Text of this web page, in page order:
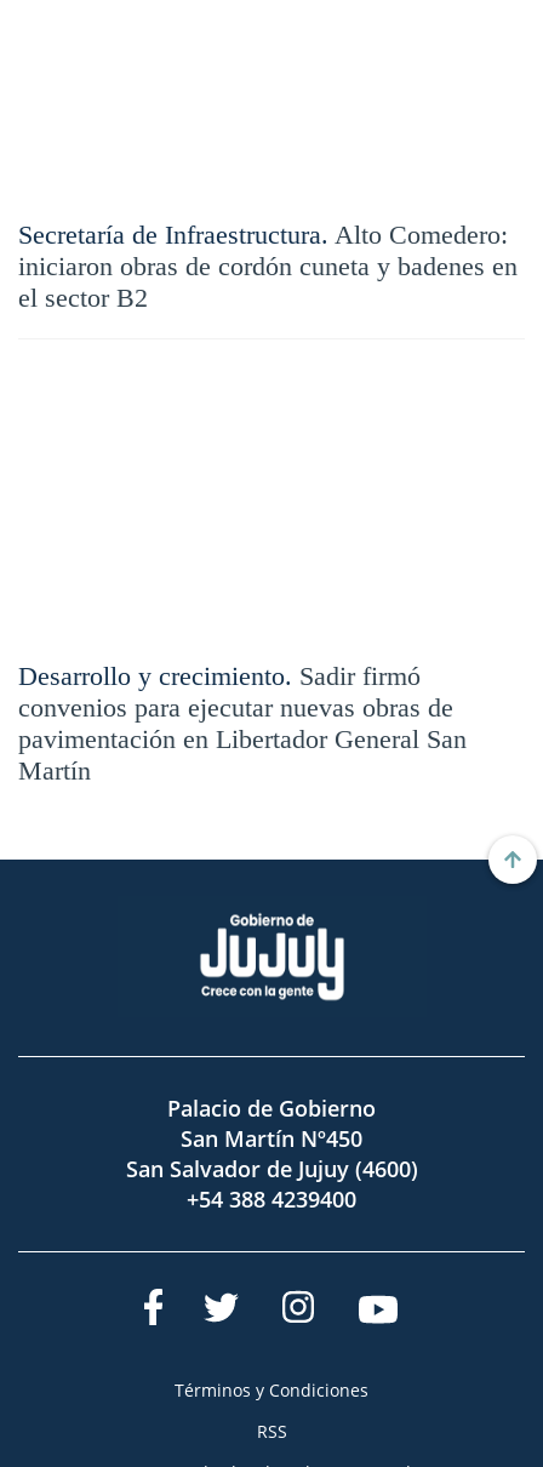
Secretaría de Infraestructura. Alto Comedero:
iniciaron obras de cordón cuneta y badenes en
el sector B2
Desarrollo y crecimiento. Sadir firmó
convenios para ejecutar nuevas obras de
pavimentación en Libertador General San
Martín
Palacio de Gobierno
San Martín Nº450
San Salvador de Jujuy (4600)
+54 388 4239400
Términos y Condiciones
RSS